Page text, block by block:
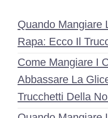
Quando Mangiare
Rapa: Ecco Il
Come Mangiare I
Abbassare La
Trucchetti Della